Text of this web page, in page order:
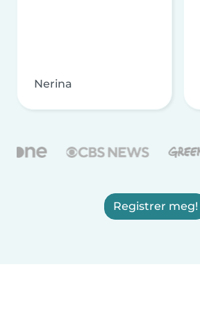
Nerina
Registrer meg!